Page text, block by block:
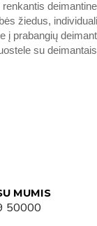
žiedus,
į prabangių
su
MUMIS
50000